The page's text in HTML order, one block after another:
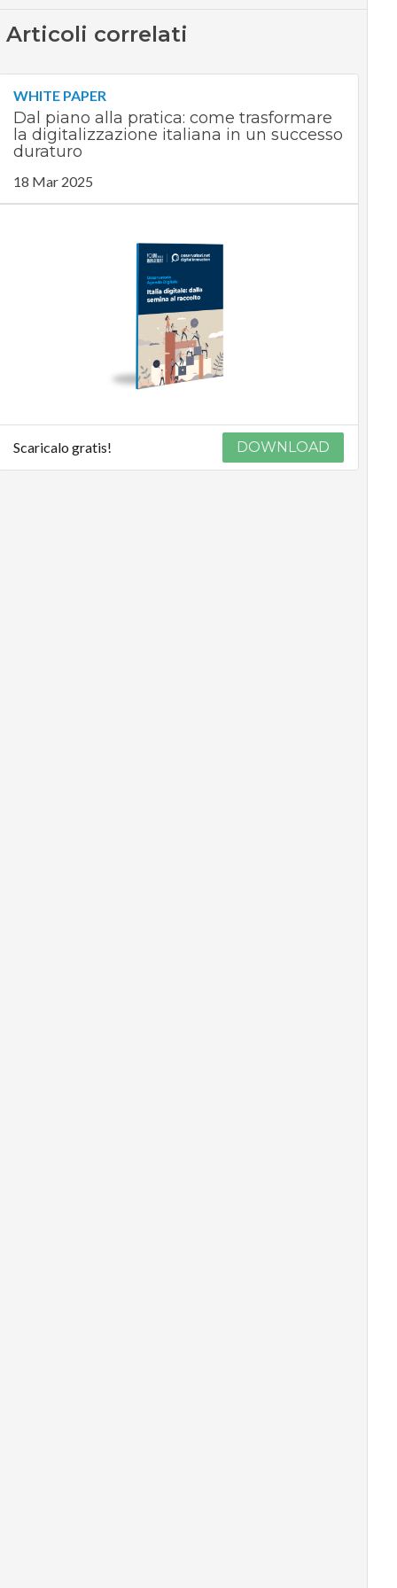
Articoli correlati
WHITE PAPER
Dal piano alla pratica: come trasformare
la digitalizzazione italiana in un successo
duraturo
18 Mar 2025
Scaricalo gratis! DOWNLOAD